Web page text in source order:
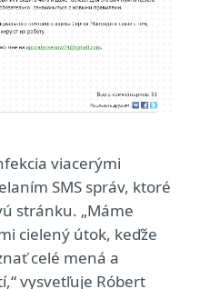
viacerými
SMS správ, ktoré
stránku. „Máme
cielený útok, keďže
celé mená a
vysvetľuje Róbert